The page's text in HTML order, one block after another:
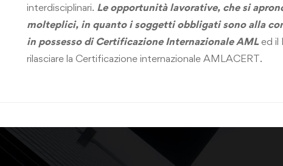
interdisciplinari. Le opportunità lavorative, che si
molteplici, in quanto i soggetti obbligati sono alla
in possesso di Certificazione Internazionale AMLed il
rilasciare la Certificazione internazionale AMLACERT.